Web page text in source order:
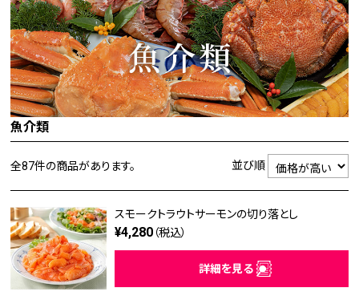
魚介類
全87件の商品があります。 並び順
スモークトラウトサーモンの切り落とし
¥4,280 （税込）
詳細を見る